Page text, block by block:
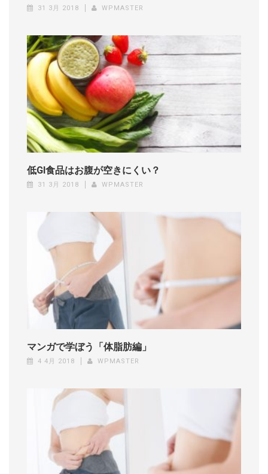
31 3月 2018 WPMASTER
低GI食品はお腹が空きにくい？
31 3月 2018 WPMASTER
マンガで学ぼう「体脂肪編」
4 4月 2018 WPMASTER